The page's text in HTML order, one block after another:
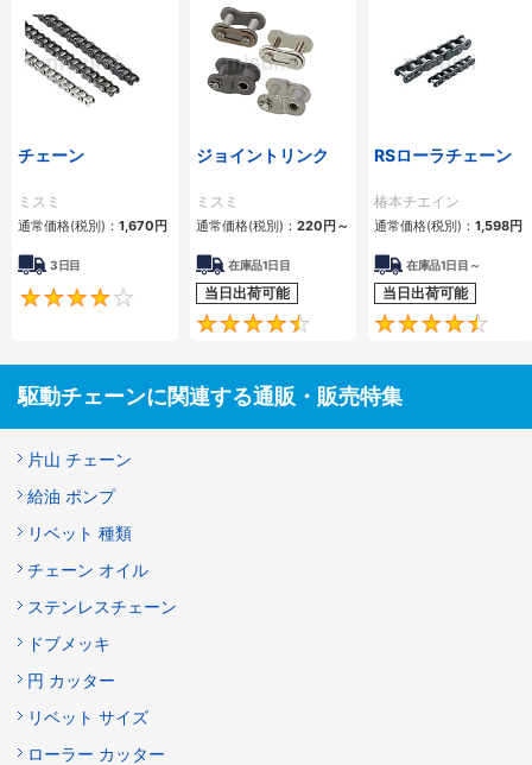
チェーン
ミスミ
通常価格(税別)： 1,670円
3日目
4.2
ジョイントリンク
ミスミ
通常価格(税別)： 220円～
在庫品1日目
当日出荷可能
4.5
RSローラチェーン
椿本チエイン
通常価格(税別)： 1,598円
在庫品1日目～
当日出荷可能
駆動チェーンに関連する通販・販売特集
片山 チェーン
給油 ポンプ
リベット 種類
チェーン オイル
ステンレスチェーン
ドブメッキ
円 カッター
リベット サイズ
ローラー カッター